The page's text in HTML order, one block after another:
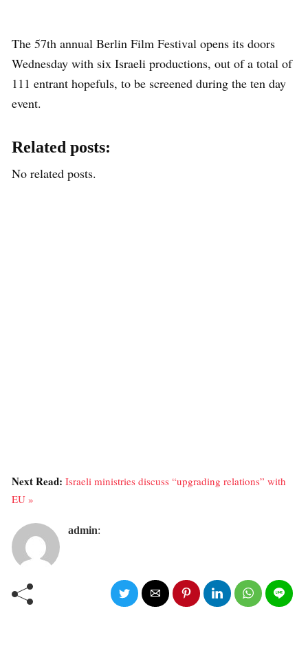
The 57th annual Berlin Film Festival opens its doors
Wednesday with six Israeli productions, out of a total of
111 entrant hopefuls, to be screened during the ten day
event.
Related posts:
No related posts.
Next Read: Israeli ministries discuss “upgrading relations” with
EU »
admin: